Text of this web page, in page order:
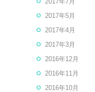
2017年5月
2017年4月
2017年3月
2016年12月
2016年11月
2016年10月